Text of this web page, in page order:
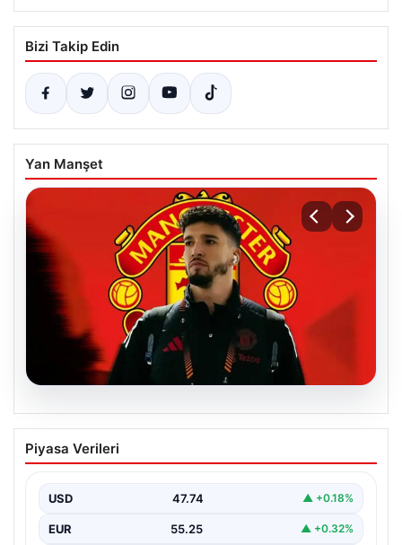
Bizi Takip Edin
Yan Manşet
Manchester United, Altay Bayındır’ın
Transferini Resmen Duyurdu
beklenen haberi duyurdu ve transferde sona…
Piyasa Verileri
USD 47.74 ▲ +0.18%
EUR 55.25 ▲ +0.32%